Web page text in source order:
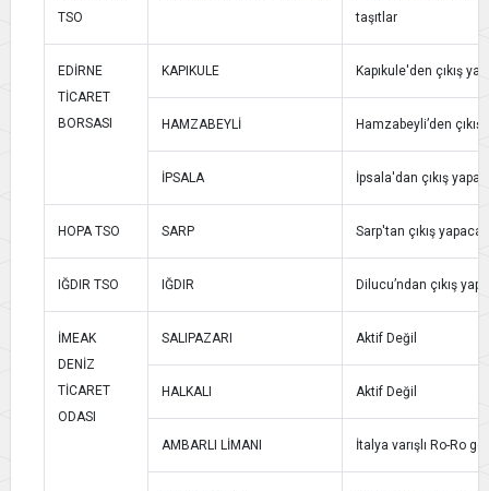
TSO
taşıtlar
EDİRNE
TİCARET
BORSASI
KAPIKULE Kapıkule'den çıkış
HAMZABEYLİ Hamzabeyli’den
İPSALA İpsala'dan çıkış
HOPA TSO SARP Sarp'tan çıkış
IĞDIR TSO IĞDIR Dilucu’ndan çıkış
İMEAK
DENİZ
TİCARET
ODASI
SALIPAZARI Aktif Değil
HALKALI Aktif Değil
AMBARLI LİMANI İtalya varışlı Ro-Ro